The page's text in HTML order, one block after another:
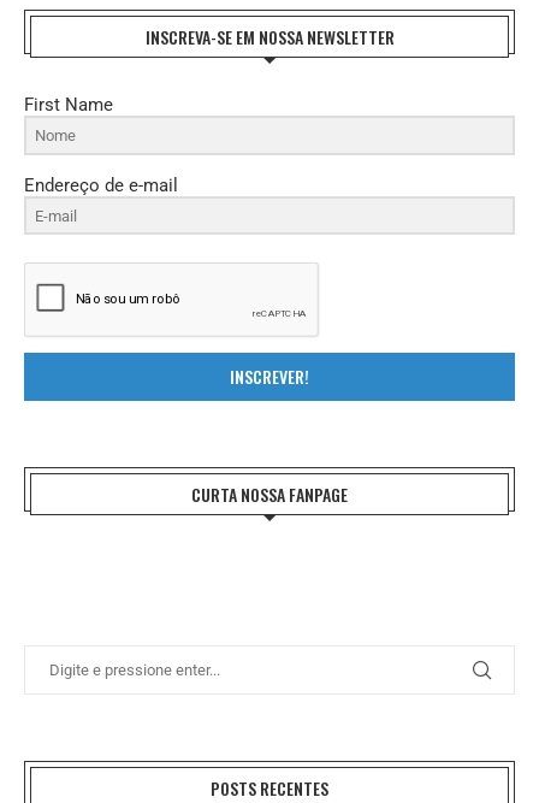
INSCREVA-SE EM NOSSA NEWSLETTER
First Name
Endereço de e-mail
INSCREVER!
CURTA NOSSA FANPAGE
POSTS RECENTES